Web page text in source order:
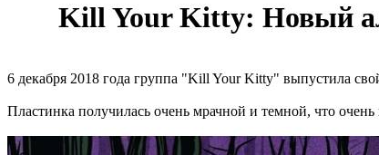
Kill Your Kitty: Новый
6 декабря 2018 года группа "Kill Your Kitty" выпустила
Пластинка получилась очень мрачной и темной, что